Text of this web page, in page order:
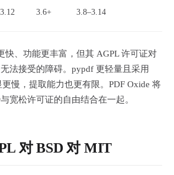
3.6+ 3.8–3.14
快、功能更丰富，但其 AGPL 许可证对
法接受的障碍。pypdf 更轻量且采用
慢，提取能力也更有限。PDF Oxide 将
宽松许可证的自由结合在一起。
对 BSD 对 MIT